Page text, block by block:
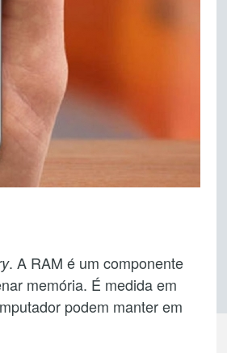
. A RAM é um componente
memória. É medida em
podem manter em